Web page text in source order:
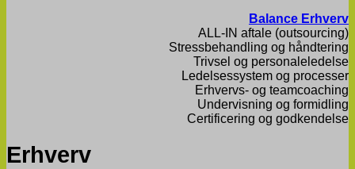
Balance Erhverv
ALL-IN aftale (outsourcing)
​Stressbehandling og håndtering
Trivsel og personaleledelse
Ledelsessystem og processer
​Erhvervs- og teamcoaching
Undervisning og formidling
Certificering og godkendelse​
Erhverv